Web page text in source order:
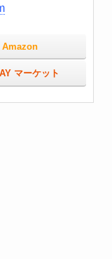
Amazon
マーケット